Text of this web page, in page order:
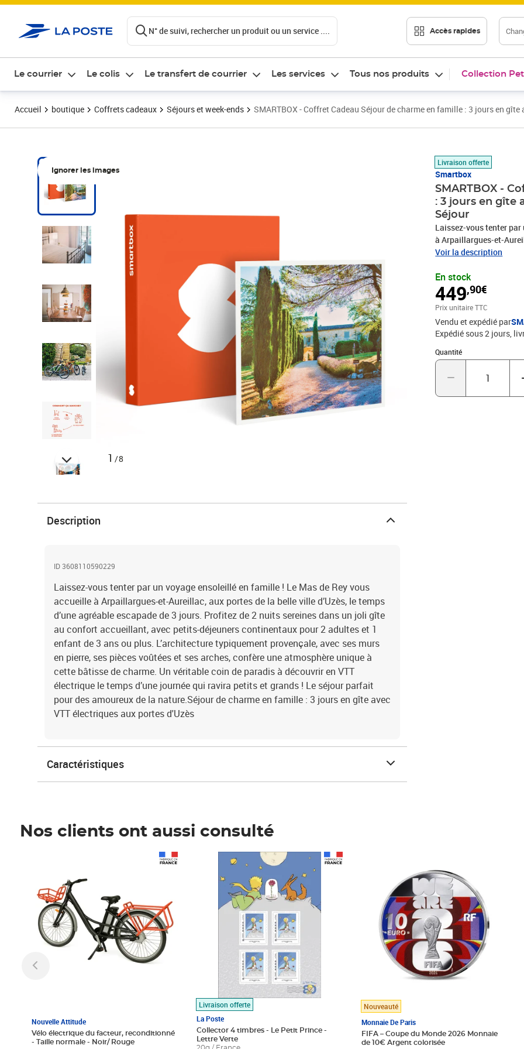
N° de suivi, rechercher un produit ou un service .... Accès rapides
Le courrier Le colis Le transfert de courrier Les services Tous nos produits Collection
Accueil boutique Coffrets cadeaux Séjours et week-ends SMARTBOX - Coffret Cadeau Séjour de charme en famille : 3 jours en
Ignorer les images
1 /8
Livraison offerte
Smartbox
SMARTBOX -
: 3 jours en gîte
Séjour
Laissez-vous tenter par
à Arpaillargues-et-
agréable escapade de
plus. L’architecture
voûtées et ses arches,
véritable coin de
ravira petits et grands !
charme en famille : 3
Voir la description
En stock
449,90€
Prix 449,90€
Prix unitaire TTC
Vendu et expédié par
Expédié sous 2 jours
Quantité
Quantité : 1
Description
ID 3608110590229
Laissez-vous tenter par un voyage ensoleillé en famille ! Le Mas de Rey vous
accueille à Arpaillargues-et-Aureillac, aux portes de la belle ville d’Uzès, le temps
d’une agréable escapade de 3 jours. Profitez de 2 nuits sereines dans un joli gîte
au confort accueillant, avec petits-déjeuners continentaux pour 2 adultes et 1
enfant de 3 ans ou plus. L’architecture typiquement provençale, avec ses murs
en pierre, ses pièces voûtées et ses arches, confère une atmosphère unique à
cette bâtisse de charme. Un véritable coin de paradis à découvrir en VTT
électrique le temps d’une journée qui ravira petits et grands ! Le séjour parfait
pour des amoureux de la nature.Séjour de charme en famille : 3 jours en gîte avec
VTT électriques aux portes d'Uzès
Caractéristiques
Nos clients ont aussi consulté
Nouvelle Attitude
Vélo électrique du facteur, reconditionné
- Taille normale - Noir/ Rouge
Livraison offerte
La Poste
Collector 4 timbres - Le Petit Prince -
Lettre Verte
Prix 7,50€
Nouveauté
Monnaie De Paris
FIFA – Coupe du Monde 2026 Monnaie
de 10€ Argent colorisée